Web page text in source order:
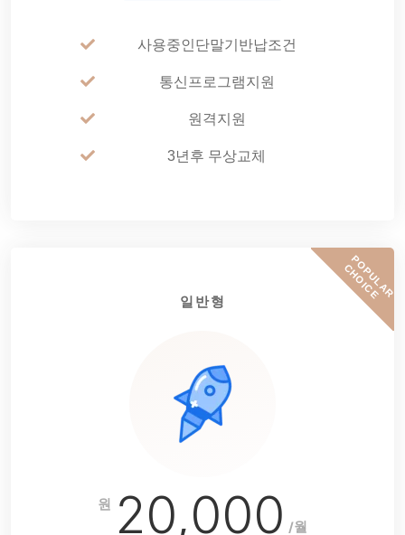
사용중인단말기반납조건
통신프로그램지원
원격지원
3년후 무상교체
P
O
P
U
L
A
R
C
H
O
I
C
E
일반형
원 20,000 /월